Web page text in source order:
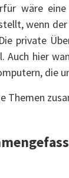
wäre
wenn
private
Auch hier
die
Themen